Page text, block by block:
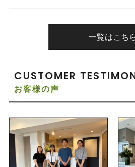
一覧はこち
CUSTOMER
お客様の声